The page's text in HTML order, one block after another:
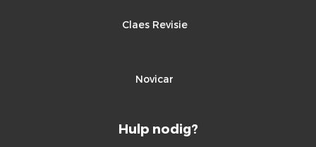
Hulp nodig?
Claes Revisie
Novicar